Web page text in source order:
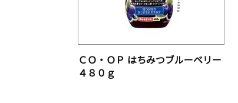
ＣＯ・ＯＰ はちみつブルーベリー
４８０ｇ